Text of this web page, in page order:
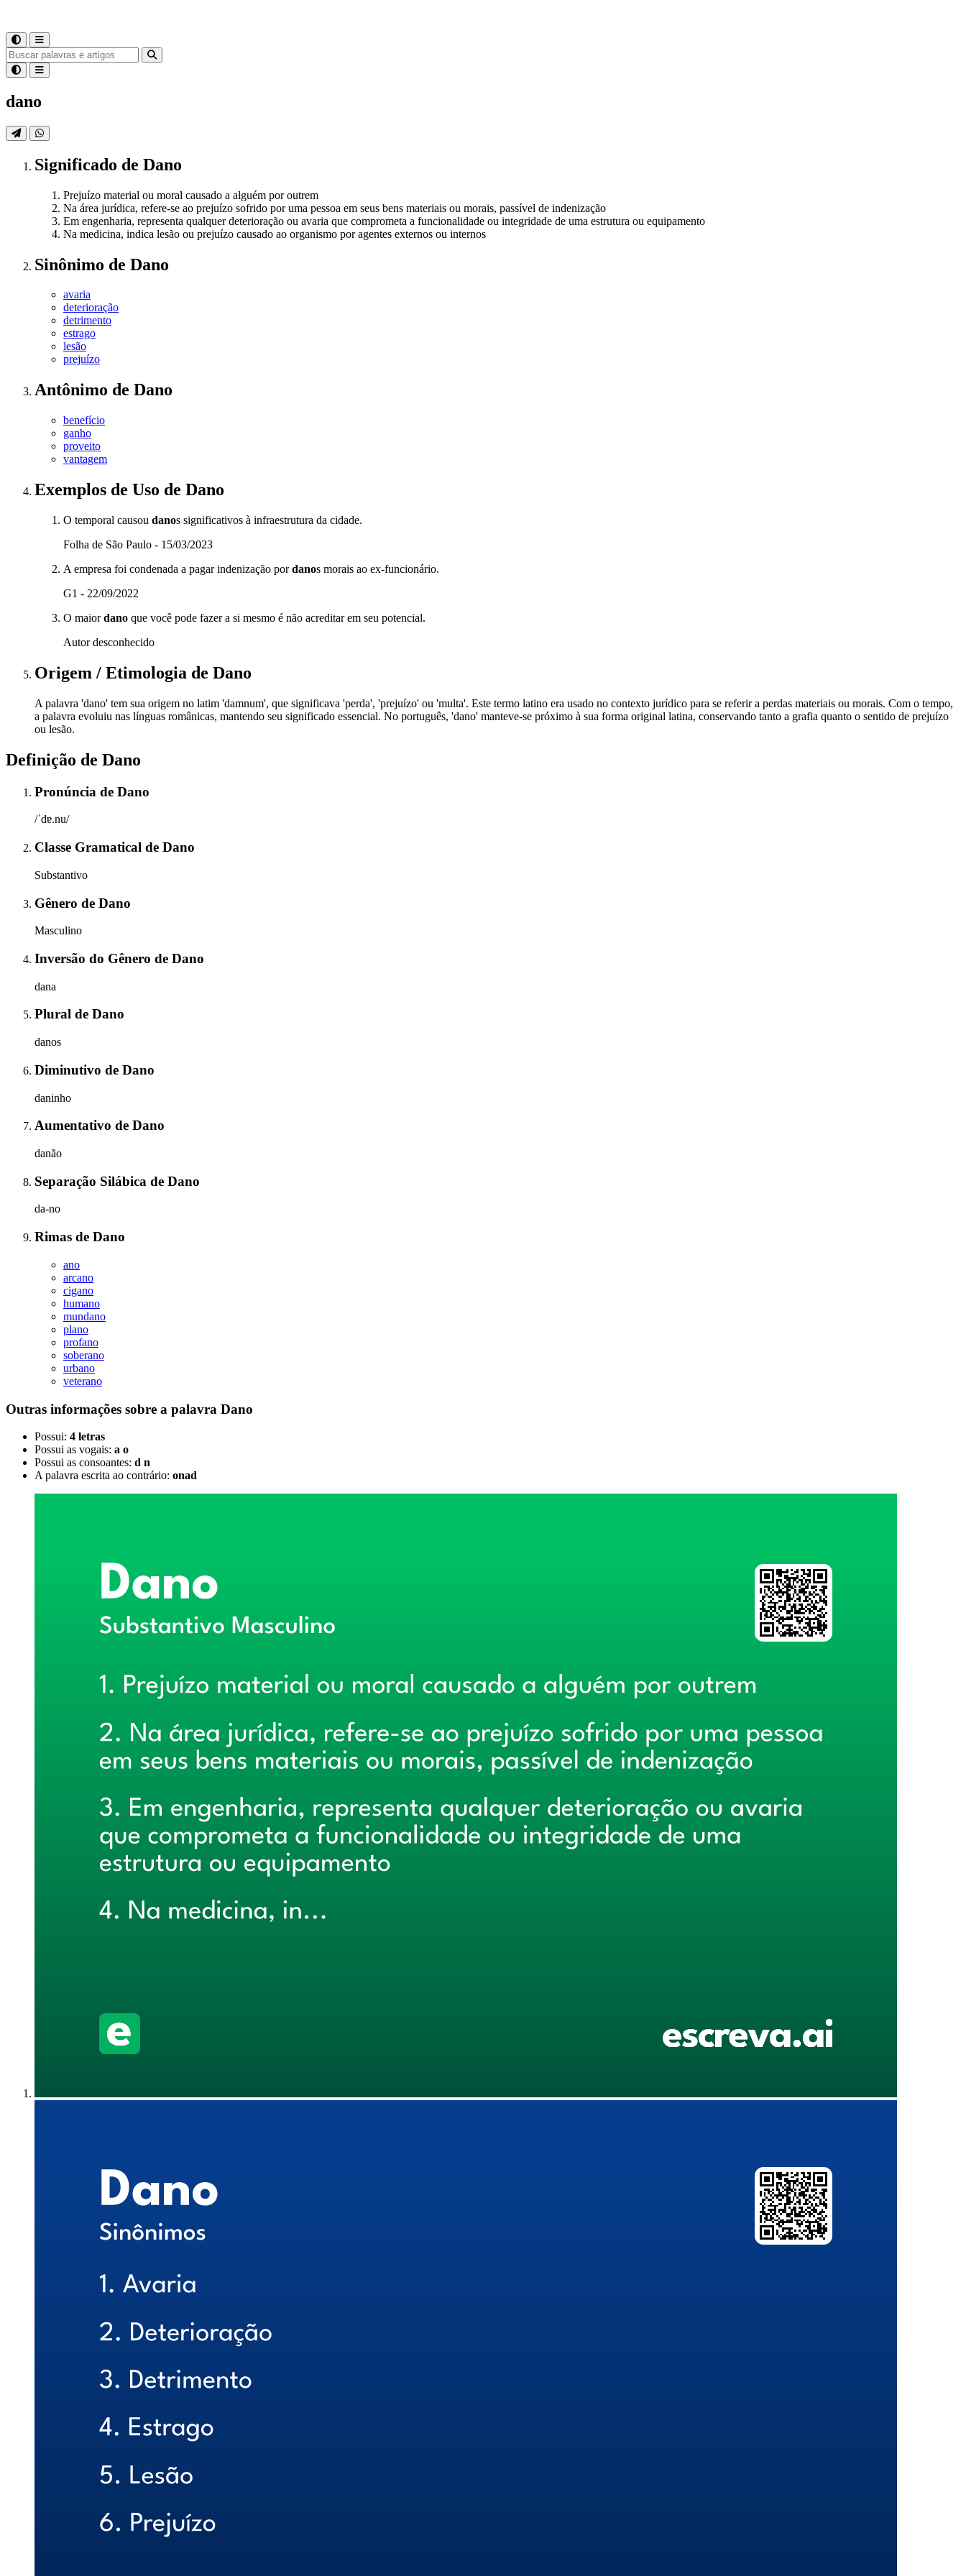
dano
Significado de Dano
Prejuízo material ou moral causado a alguém por outrem
Na área jurídica, refere-se ao prejuízo sofrido por uma pessoa em seus bens materiais ou morais, passível de indenização
Em engenharia, representa qualquer deterioração ou avaria que comprometa a funcionalidade ou integridade de uma estrutura ou equipamento
Na medicina, indica lesão ou prejuízo causado ao organismo por agentes externos ou internos
Sinônimo de Dano
avaria
deterioração
detrimento
estrago
lesão
prejuízo
Antônimo de Dano
benefício
ganho
proveito
vantagem
Exemplos de Uso de Dano
O temporal causou danos significativos à infraestrutura da cidade.
Folha de São Paulo - 15/03/2023
A empresa foi condenada a pagar indenização pordanos morais ao ex-funcionário.
G1 - 22/09/2022
O maiordano que você pode fazer a si mesmo é não acreditar em seu potencial.
Autor desconhecido
Origem / Etimologia de Dano
A palavra 'dano' tem sua origem no latim 'damnum', que significava 'perda', 'prejuízo' ou 'multa'. Este termo latino era usado no contexto jurídico para se referir a perdas materiais ou morais. Com o tempo,
a palavra evoluiu nas línguas românicas, mantendo seu significado essencial. No português, 'dano' manteve-se próximo à sua forma original latina, conservando tanto a grafia quanto o sentido de prejuízo
ou lesão.
Definição de Dano
Pronúncia de Dano
/ˈdɐ.nu/
Classe Gramatical de Dano
Substantivo
Gênero de Dano
Masculino
Inversão do Gênero de Dano
dana
Plural de Dano
danos
Diminutivo de Dano
daninho
Aumentativo de Dano
danão
Separação Silábica de Dano
da-no
Rimas de Dano
ano
arcano
cigano
humano
mundano
plano
profano
soberano
urbano
veterano
Outras informações sobre a palavra Dano
Possui: 4 letras
Possui as vogais: a o
Possui as consoantes: d n
A palavra escrita ao contrário: onad